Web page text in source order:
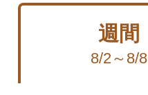
週間
8/2～8/8